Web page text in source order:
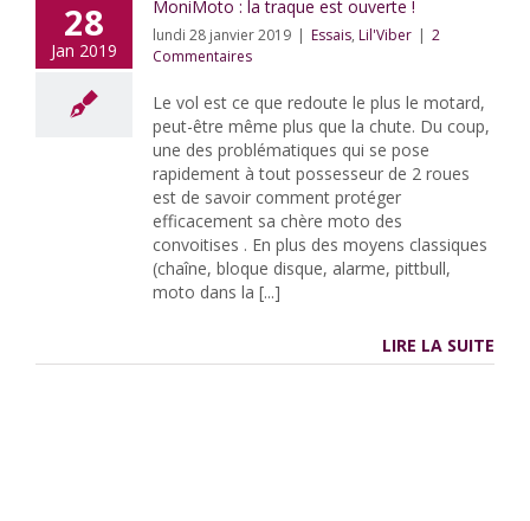
28
Jan 2019
MoniMoto : la traque est ouverte !
lundi 28 janvier 2019 | Essais, Lil'Viber | 2
Commentaires
Le vol est ce que redoute le plus le motard,
peut-être même plus que la chute. Du coup,
une des problématiques qui se pose
rapidement à tout possesseur de 2 roues
est de savoir comment protéger
efficacement sa chère moto des
convoitises . En plus des moyens classiques
(chaîne, bloque disque, alarme, pittbull,
moto dans la [...]
LIRE LA SUITE